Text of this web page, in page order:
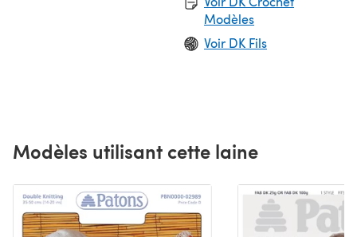
Modèles
Voir DK Fils
Modèles utilisant cette laine